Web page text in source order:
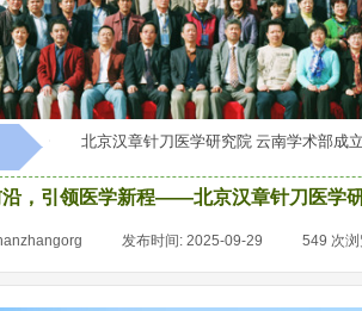
会 北京汉章针刀医学研究院 云南学术部成立
，引领医学新程——北京汉章针刀医学
发布时间: 2025-09-29 549 次